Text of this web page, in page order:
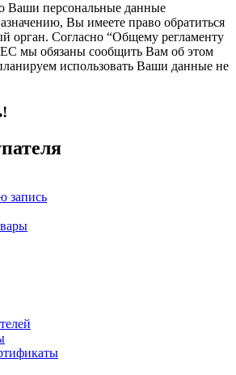
Ваши персональные данные
Вы имеете право обратиться
орган. Согласно “Общему регламенту
мы обязаны сообщить Вам об этом
использовать Ваши данные не
запись